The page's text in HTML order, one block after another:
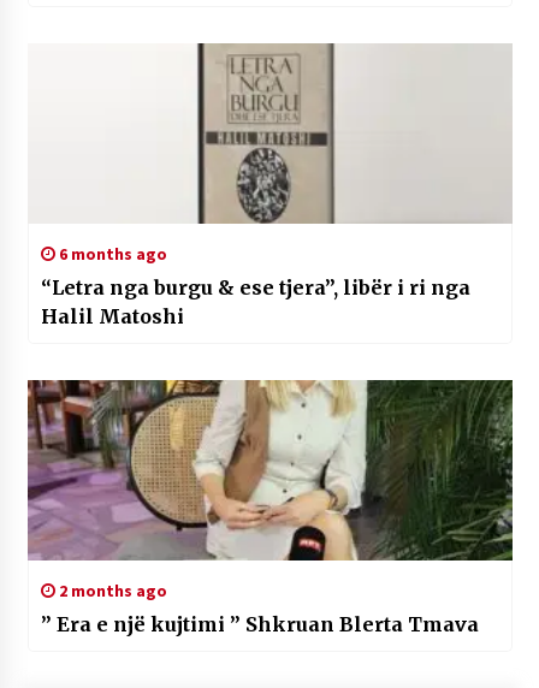
6 months ago
“Letra nga burgu & ese tjera”, libër i ri nga
Halil Matoshi
2 months ago
” Era e një kujtimi ” Shkruan Blerta Tmava